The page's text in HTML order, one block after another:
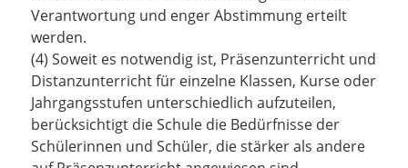
Verantwortung und enger Abstimmung erteilt
werden.
(4) Soweit es notwendig ist, Präsenzunterricht und
Distanzunterricht für einzelne Klassen, Kurse oder
Jahrgangsstufen unterschiedlich aufzuteilen,
berücksichtigt die Schule die Bedürfnisse der
Schülerinnen und Schüler, die stärker als andere